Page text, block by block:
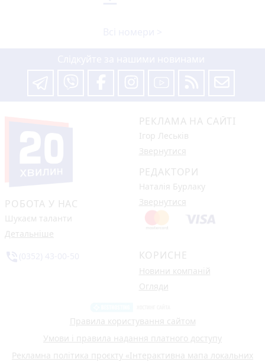
РОБОТА У НАС
Шукаєм таланти
Детальніше
РЕКЛАМА НА САЙТІ
Ігор Леськів
Звернутися
РЕДАКТОРИ
Наталія Бурлаку
Звернутися
КОРИСНЕ
Новини компаній
Огляди
Правила користування сайтом
Умови і правила надання платного доступу
Рекламна політика проєкту «Інтерактивна мапа локальних